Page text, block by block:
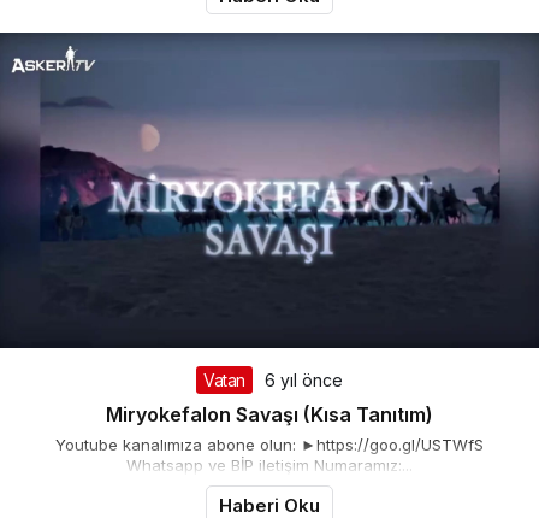
Vatan 6 yıl önce
Miryokefalon Savaşı (Kısa Tanıtım)
Youtube kanalımıza abone olun: ►https://goo.gl/USTWfS
Whatsapp ve BİP iletişim Numaramız:...
Haberi Oku